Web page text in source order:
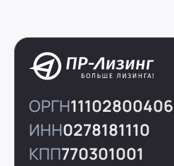
ОРГН
ИНН0278181110
КПП770301001